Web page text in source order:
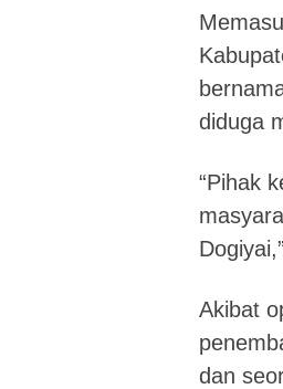
diduga
“Pihak
Akibat
dan